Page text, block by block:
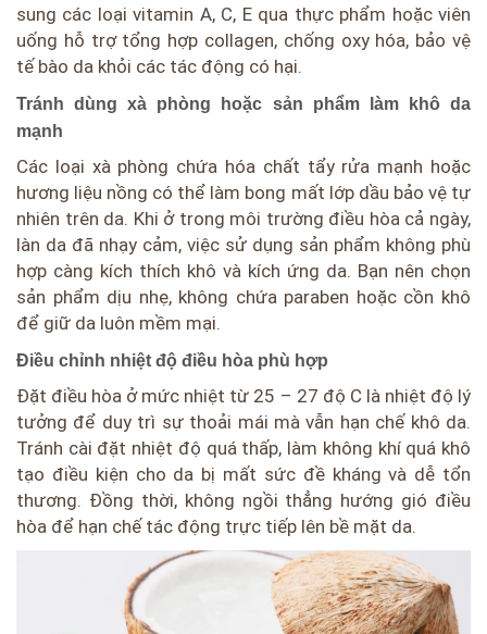
sung các loại vitamin A, C, E qua thực phẩm hoặc viên
uống hỗ trợ tổng hợp collagen, chống oxy hóa, bảo vệ
tế bào da khỏi các tác động có hại.
Tránh dùng xà phòng hoặc sản phẩm làm khô da
mạnh
Các loại xà phòng chứa hóa chất tẩy rửa mạnh hoặc
hương liệu nồng có thể làm bong mất lớp dầu bảo vệ tự
nhiên trên da. Khi ở trong môi trường điều hòa cả ngày,
làn da đã nhạy cảm, việc sử dụng sản phẩm không phù
hợp càng kích thích khô và kích ứng da. Bạn nên chọn
sản phẩm dịu nhẹ, không chứa paraben hoặc cồn khô
để giữ da luôn mềm mại.
Điều chỉnh nhiệt độ điều hòa phù hợp
Đặt điều hòa ở mức nhiệt từ 25 – 27 độ C là nhiệt độ lý
tưởng để duy trì sự thoải mái mà vẫn hạn chế khô da.
Tránh cài đặt nhiệt độ quá thấp, làm không khí quá khô
tạo điều kiện cho da bị mất sức đề kháng và dễ tổn
thương. Đồng thời, không ngồi thẳng hướng gió điều
hòa để hạn chế tác động trực tiếp lên bề mặt da.